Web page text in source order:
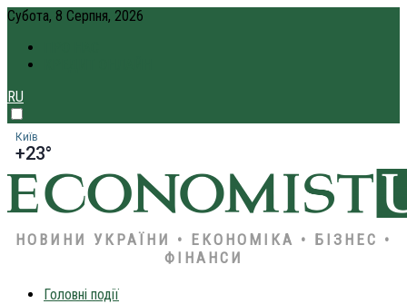
Субота, 8 Серпня, 2026
RU
Київ
+23°
НОВИНИ УКРАЇНИ • ЕКОНОМІКА • БІЗНЕС •
ФІНАНСИ
Головні події